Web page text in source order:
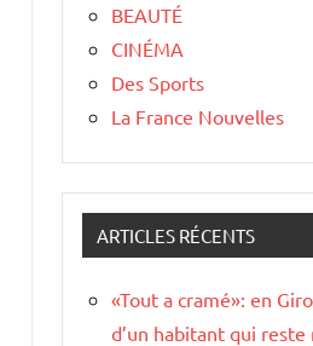
BEAUTÉ
CINÉMA
Des Sports
La France Nouvelles
ARTICLES RÉCENTS
«Tout a cramé»: en
d’un habitant qui